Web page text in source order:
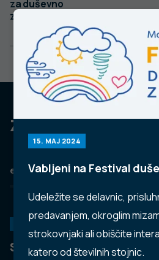
15. MAJ 2024
Vabljeni na Festival
Udeležite se delavnic,
predavanjem, okroglim
strokovnjaki ali obiščite
katero od številnih stojnic.
za duševno
zdravje odraslih
Za dobro javno
eZdravje Podatkovni portal
KORONAVIRUS
Spremljanje okužb s SARS-